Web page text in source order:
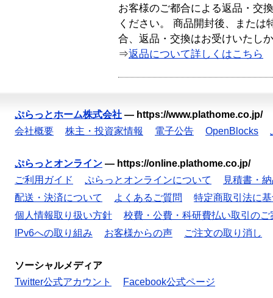
お客様のご都合による返品・交
ください。 商品開封後、または
合、返品・交換はお受けいたし
⇒返品について詳しくはこちら
ぷらっとホーム株式会社 — https://www.plathome.co.jp/
会社概要
株主・投資家情報 電子公告 OpenBlocks
ぷらっとオンライン — https://online.plathome.co.jp/
ご利用ガイド
ぷらっとオンラインについて
見積書・
配送・決済について
よくあるご質問
特定商取引法に
個人情報取り扱い方針
校費・公費・科研費払い取引のご
IPv6への取り組み
お客様からの声 ご注文の取り消し
ソーシャルメディア
Twitter公式アカウント
Facebook公式ページ